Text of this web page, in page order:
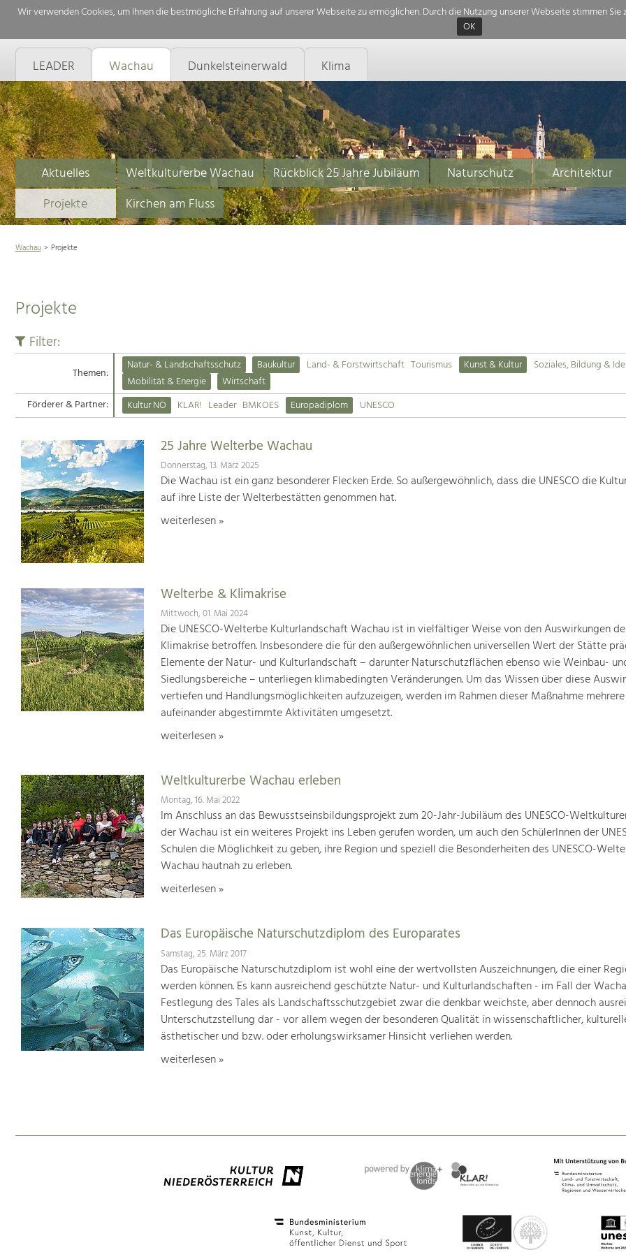
Wir verwenden Cookies, um Ihnen die bestmögliche Erfahrung auf unserer Webseite zu ermöglichen. Durch die Nutzung unserer Webseite stimmen
OK
LEADER Wachau Dunkelsteinerwald Klima
Aktuelles Weltkulturerbe Wachau Rückblick 25 Jahre Jubiläum Naturschutz Architektur
Projekte
Kirchen am Fluss
Wachau Projekte
Projekte
Filter:
Themen: Natur- & Landschaftsschutz Baukultur Land- & Forstwirtschaft Tourismus Kunst & Kultur
Soziales, Bildung &
Mobilität & Energie
Wirtschaft
Förderer & Partner:
Kultur NÖ KLAR! Leader BMKOES Europadiplom UNESCO
25 Jahre Welterbe Wachau
Donnerstag, 13. März 2025
Die Wachau ist ein ganz besonderer Flecken Erde. So außergewöhnlich, dass die UNESCO die
auf ihre Liste der Welterbestätten genommen hat.
weiterlesen »
Welterbe & Klimakrise
Mittwoch, 01. Mai 2024
Die UNESCO-Welterbe Kulturlandschaft Wachau ist in vielfältiger Weise von den Auswirkungen
Klimakrise betroffen. Insbesondere die für den außergewöhnlichen universellen Wert der Stätte
Elemente der Natur- und Kulturlandschaft – darunter Naturschutzflächen ebenso wie Weinbau-
Siedlungsbereiche – unterliegen klimabedingten Veränderungen. Um das Wissen über diese
vertiefen und Handlungsmöglichkeiten aufzuzeigen, werden im Rahmen dieser Maßnahme mehrere
aufeinander abgestimmte Aktivitäten umgesetzt.
weiterlesen »
Weltkulturerbe Wachau erleben
Montag, 16. Mai 2022
Im Anschluss an das Bewusstseinsbildungsprojekt zum 20-Jahr-Jubiläum des UNESCO-
der Wachau ist ein weiteres Projekt ins Leben gerufen worden, um auch den SchülerInnen der
Schulen die Möglichkeit zu geben, ihre Region und speziell die Besonderheiten des UNESCO-
Wachau hautnah zu erleben.
weiterlesen »
Das Europäische Naturschutzdiplom des Europarates
Samstag, 25. März 2017
Das Europäische Naturschutzdiplom ist wohl eine der wertvollsten Auszeichnungen, die einer
werden können. Es kann ausreichend geschützte Natur- und Kulturlandschaften - im Fall der
Festlegung des Tales als Landschaftsschutzgebiet zwar die denkbar weichste, aber dennoch
Unterschutzstellung dar - vor allem wegen der besonderen Qualität in wissenschaftlicher,
ästhetischer und bzw. oder erholungswirksamer Hinsicht verliehen werden.
weiterlesen »